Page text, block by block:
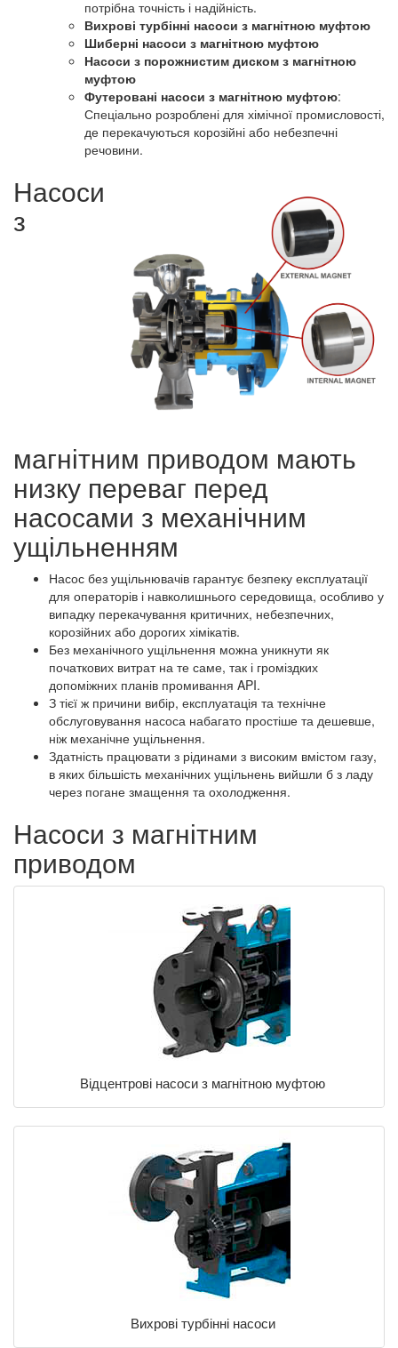
потрібна точність і надійність.
Вихрові турбінні насоси з магнітною муфтою
Шиберні насоси з магнітною муфтою
Насоси з порожнистим диском з магнітною
муфтою
Футеровані насоси з магнітною муфтою:
Спеціально розроблені для хімічної промисловості,
де перекачуються корозійні або небезпечні
речовини.
Насоси
з
магнітним приводом мають
низку переваг перед
насосами з механічним
ущільненням
Насос без ущільнювачів гарантує безпеку експлуатації
для операторів і навколишнього середовища, особливо у
випадку перекачування критичних, небезпечних,
корозійних або дорогих хімікатів.
Без механічного ущільнення можна уникнути як
початкових витрат на те саме, так і громіздких
допоміжних планів промивання API.
З тієї ж причини вибір, експлуатація та технічне
обслуговування насоса набагато простіше та дешевше,
ніж механічне ущільнення.
Здатність працювати з рідинами з високим вмістом газу,
в яких більшість механічних ущільнень вийшли б з ладу
через погане змащення та охолодження.
Насоси з магнітним
приводом
Відцентрові насоси з магнітною муфтою
Вихрові турбінні насоси